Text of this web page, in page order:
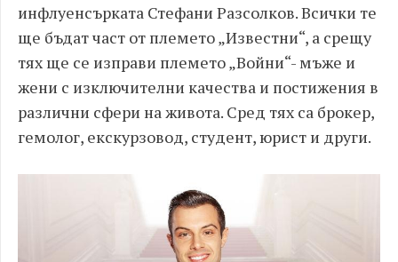
инфлуенсърката Стефани Разсолков. Всички те
ще бъдат част от племето „Известни“, а срещу
тях ще се изправи племето „Войни“- мъже и
жени с изключителни качества и постижения в
различни сфери на живота. Сред тях са брокер,
гемолог, екскурзовод, студент, юрист и други.